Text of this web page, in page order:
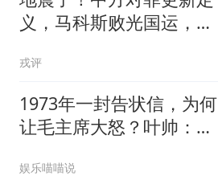
义，马科斯败光国运，还
戎评
1973年一封告状信，为何
让毛主席大怒？叶帅：杀
娱乐喵喵说